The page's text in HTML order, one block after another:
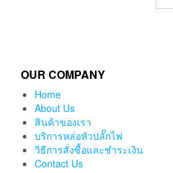
OUR COMPANY
Home
About Us
สินค้าของเรา
บริการหล่อหัวปลั๊กไฟ
วิธีการสั่งซื้อและชำระเงิน
Contact Us